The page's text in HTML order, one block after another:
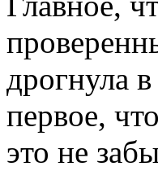
дрогнула
первое,
это не